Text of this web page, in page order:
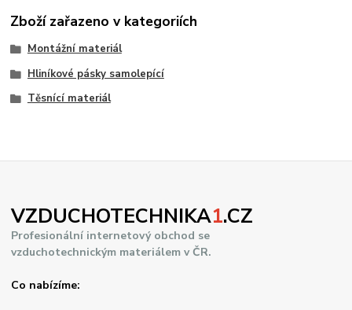
Zboží zařazeno v kategoriích
Montážní materiál
Hliníkové pásky samolepící
Těsnící materiál
VZDUCHOTECHNIKA1.CZ
Profesionální internetový obchod se
vzduchotechnickým materiálem v ČR.
Co nabízíme: